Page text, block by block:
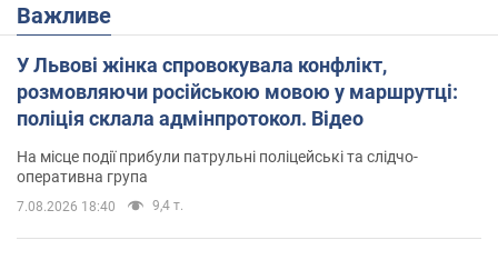
Важливе
У Львові жінка спровокувала конфлікт,
розмовляючи російською мовою у маршрутці:
поліція склала адмінпротокол. Відео
На місце події прибули патрульні поліцейські та слідчо-
оперативна група
7.08.2026 18:40 9,4 т.